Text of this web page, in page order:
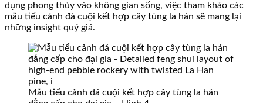
dụng phong thủy vào không gian sống, việc tham khảo các
mẫu tiểu cảnh đá cuội kết hợp cây tùng la hán sẽ mang lại
những insight quý giá.
Mẫu tiểu cảnh đá cuội kết hợp cây tùng la hán